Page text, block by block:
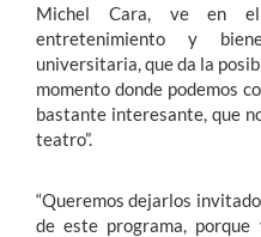
Michel Cara, ve en
entretenimiento y
universitaria, que da la
momento donde podemos
bastante interesante, que
teatro”.
“Queremos dejarlos
de este programa, porque